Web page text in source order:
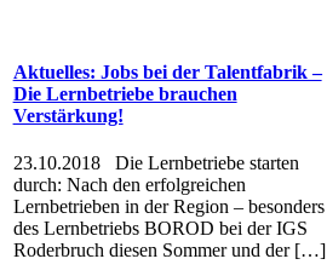
Aktuelles: Jobs bei der Talentfabrik –
Die Lernbetriebe brauchen
Verstärkung!
23.10.2018 Die Lernbetriebe starten
durch: Nach den erfolgreichen
Lernbetrieben in der Region – besonders
des Lernbetriebs BOROD bei der IGS
Roderbruch diesen Sommer und der […]